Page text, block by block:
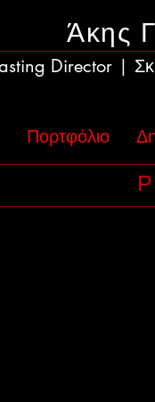
Άκης
Director |
Πορτφόλιο